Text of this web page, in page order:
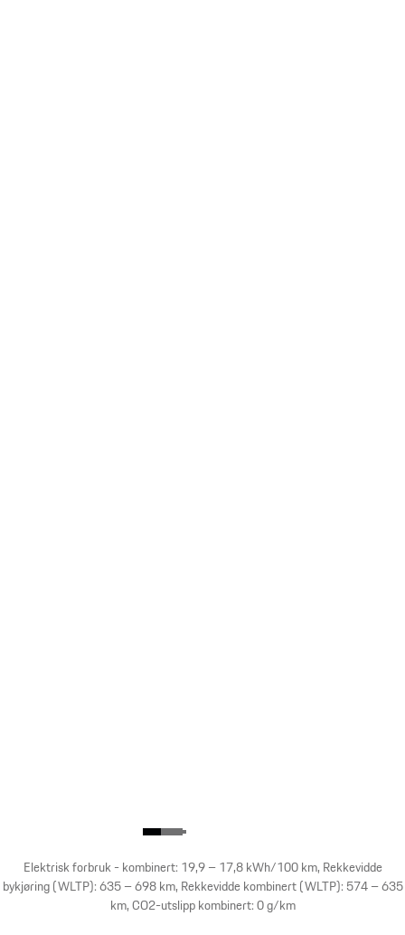
Elektrisk forbruk - kombinert: 19,9 – 17,8 kWh/100 km, Rekkevidde
bykjøring (WLTP): 635 – 698 km, Rekkevidde kombinert (WLTP): 574 – 635
km, CO2-utslipp kombinert: 0 g/km